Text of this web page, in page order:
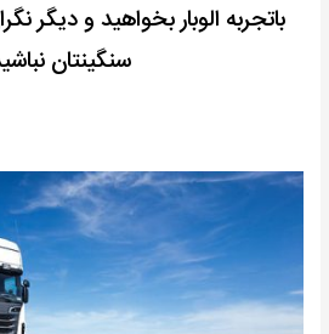
باتجربه الوبار بخواهید و دیگر
سنگینتان